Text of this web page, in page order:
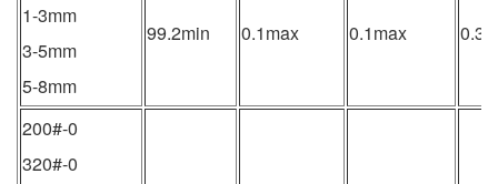
1-3mm
3-5mm
5-8mm
99.2min 0.1max 0.1max
200#-0
320#-0